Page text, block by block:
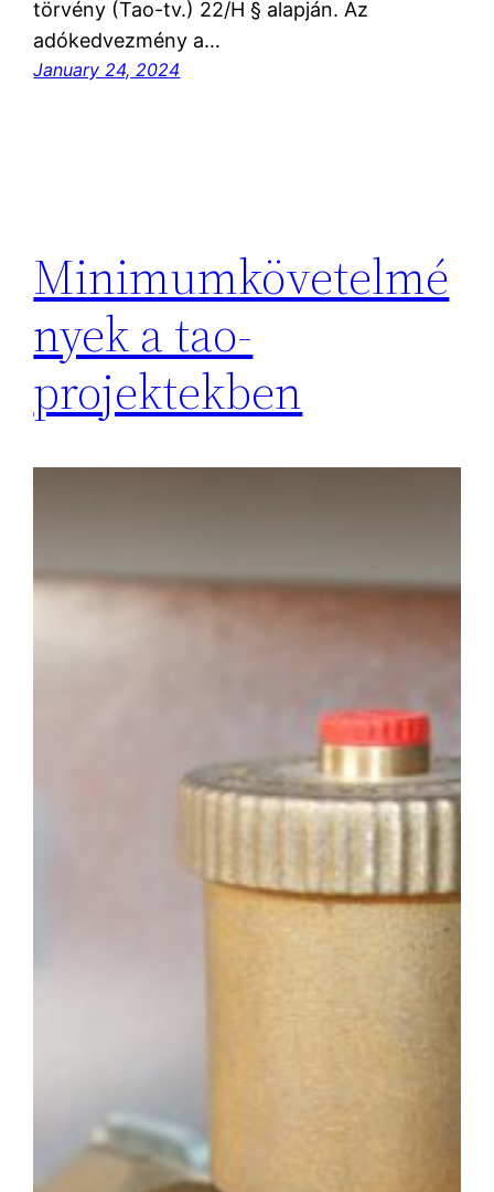
törvény (Tao-tv.) 22/H § alapján. Az
adókedvezmény a…
January 24, 2024
Minimumkövetelmé
nyek a tao-
projektekben